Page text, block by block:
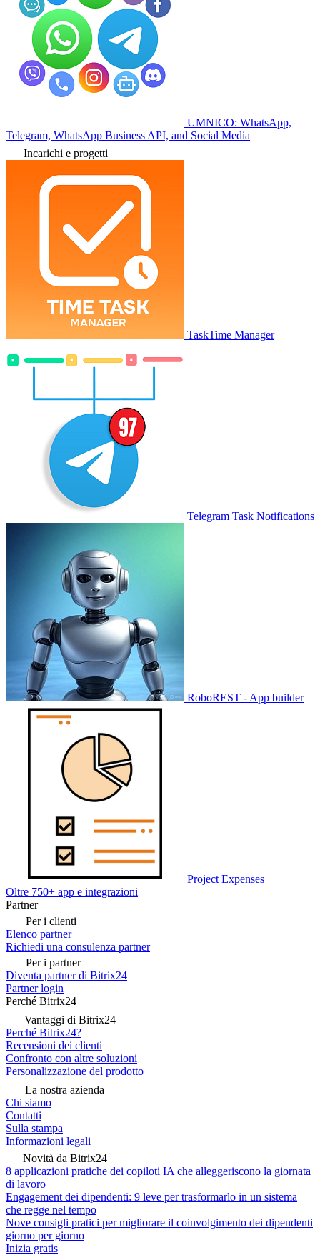
UMNICO: WhatsApp,
Telegram, WhatsApp Business API, and Social Media
Incarichi e progetti
TaskTime Manager
Telegram Task Notifications
RoboREST - App builder
Project Expenses
Oltre 750+ app e integrazioni
Partner
Per i clienti
Elenco partner
Richiedi una consulenza partner
Per i partner
Diventa partner di Bitrix24
Partner login
Perché Bitrix24
Vantaggi di Bitrix24
Perché Bitrix24?
Recensioni dei clienti
Confronto con altre soluzioni
Personalizzazione del prodotto
La nostra azienda
Chi siamo
Contatti
Sulla stampa
Informazioni legali
Novità da Bitrix24
8 applicazioni pratiche dei copiloti IA che alleggeriscono la giornata
di lavoro
Engagement dei dipendenti: 9 leve per trasformarlo in un sistema
che regge nel tempo
Nove consigli pratici per migliorare il coinvolgimento dei dipendenti
giorno per giorno
Inizia gratis